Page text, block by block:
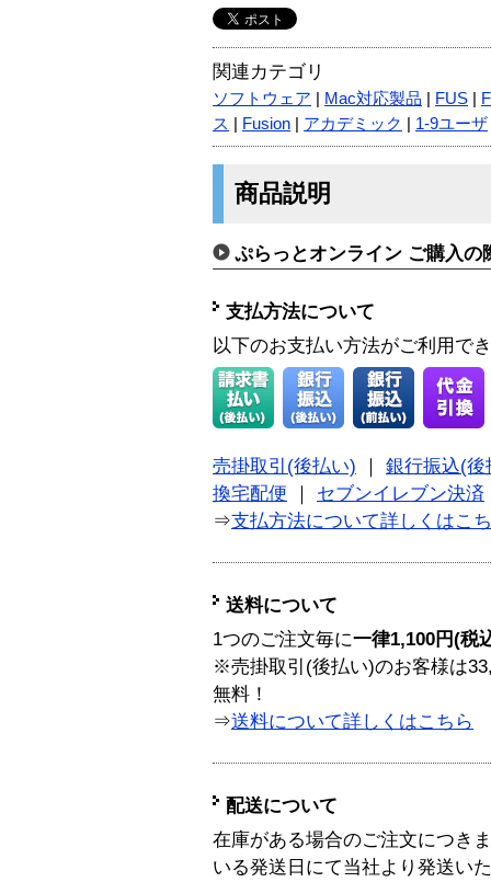
関連カテゴリ
ソフトウェア Mac対応製品 FUS
ス
Fusion アカデミック 1-9ユーザ
商品説明
ぷらっとオンライン ご購入の
支払方法について
以下のお支払い方法がご利用で
売掛取引(後払い)
銀行振込(後
換宅配便
セブンイレブン決済
⇒支払方法について詳しくはこ
送料について
1つのご注文毎に一律1,100円(税
※売掛取引(後払い)のお客様は
無料！
⇒送料について詳しくはこちら
配送について
在庫がある場合のご注文につき
いる発送日にて当社より発送い